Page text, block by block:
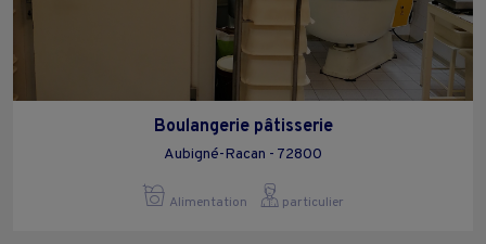
Boulangerie pâtisserie
Aubigné-Racan - 72800
Alimentation particulier